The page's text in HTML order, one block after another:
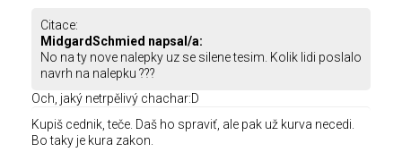
Citace:
MidgardSchmied napsal/a:
No na ty nove nalepky uz se silene tesim. Kolik lidi poslalo
navrh na nalepku ???
Och, jaký netrpělivý chachar:D
Kupiš cednik, teče. Daš ho spraviť, ale pak už kurva necedi.
Bo taky je kura zakon.